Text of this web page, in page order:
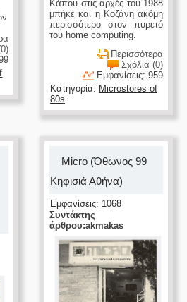
Κάπου στις αρχές του 1988
μπήκε και η Κοζάνη ακόμη
περισσότερο στον πυρετό
του home computing.
Περισσότερα
Σχόλια (0)
Εμφανίσεις: 959
Κατηγορία: Microstores of
80s
Micro (Όθωνος 99
Κηφισιά Αθήνα)
Εμφανίσεις: 1068
Συντάκτης
άρθρου:akmakas